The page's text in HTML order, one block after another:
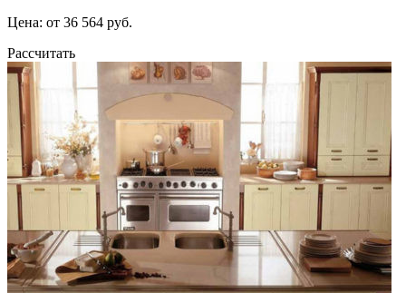
Цена: от 36 564 руб.
Рассчитать